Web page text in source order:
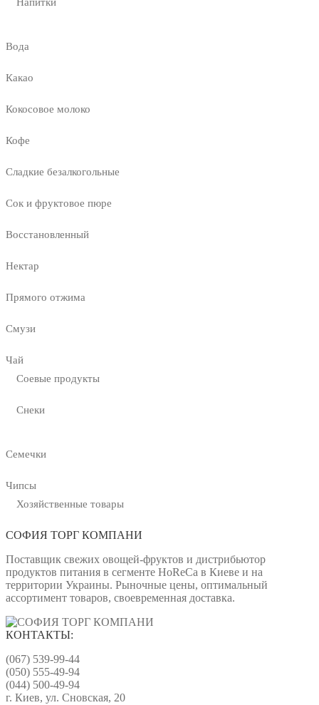
Вода
Какао
Кокосовое молоко
Кофе
Сладкие безалкогольные
Сок и фруктовое пюре
Восстановленный
Нектар
Прямого отжима
Смузи
Чай
Соевые продукты
Снеки
Семечки
Чипсы
Хозяйственные товары
СОФИЯ ТОРГ КОМПАНИ
Поставщик свежих овощей-фруктов и дистрибьютор
продуктов питания в сегменте HoReCa в Киеве и на
территории Украины. Рыночные цены, оптимальный
ассортимент товаров, своевременная доставка.
КОНТАКТЫ:
(067) 539-99-44
(050) 555-49-94
(044) 500-49-94
г. Киев, ул. Сновская, 20